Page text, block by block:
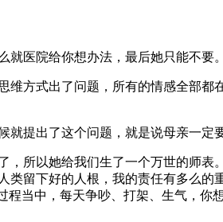
医院给你想办法，最后她只能不要。
方式出了问题，所有的情感全部都
提出了这个问题，就是说母亲一定
所以她给我们生了一个万世的师表
留下好的人根，我的责任有多么的
当中，每天争吵、打架、生气，你